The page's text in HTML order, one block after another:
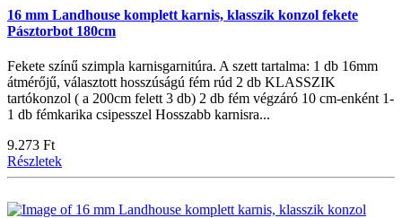
16 mm Landhouse komplett karnis, klasszik konzol fekete
Pásztorbot 180cm
Fekete színű szimpla karnisgarnitúra. A szett tartalma: 1 db 16mm
átmérőjű, választott hosszúságú fém rúd 2 db KLASSZIK
tartókonzol ( a 200cm felett 3 db) 2 db fém végzáró 10 cm-enként 1-
1 db fémkarika csipesszel Hosszabb karnisra...
9.273 Ft
Részletek